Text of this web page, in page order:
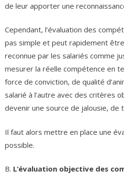
de leur apporter une
Cependant, l’évaluation des
pas simple et peut rapidement
reconnue par les salariés comme
mesurer la réelle compétence en
force de conviction, de qualité
salarié à l’autre avec des critères
devenir une source de jalousie, de
Il faut alors mettre en place une
possible.
B. L’évaluation objective des